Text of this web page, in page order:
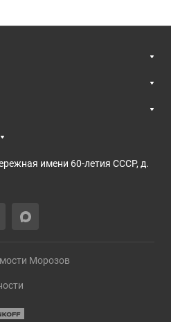
имени 60-летия СССР, д.
Морозов